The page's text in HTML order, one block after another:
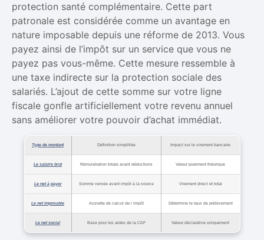
protection santé complémentaire. Cette part
patronale est considérée comme un avantage en
nature imposable depuis une réforme de 2013. Vous
payez ainsi de l’impôt sur un service que vous ne
payez pas vous-même. Cette mesure ressemble à
une taxe indirecte sur la protection sociale des
salariés. L’ajout de cette somme sur votre ligne
fiscale gonfle artificiellement votre revenu annuel
sans améliorer votre pouvoir d’achat immédiat.
Type de montant Définition simplifiée Impact sur le virement bancaire
Le salaire brut Rémunération totale avant déductions Valeur purement théorique
Le net à payer Somme versée avant impôt à la source Virement direct et total
Le net imposable Assiette de calcul de l impôt Détermine le taux de prélèvement
Le net social Base pour les aides de la CAF Valeur déclarative uniquement